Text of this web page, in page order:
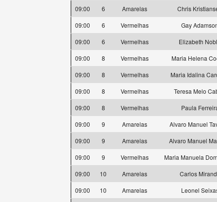
09:00
6 Amarelas
Chris
09:00
6 Vermelhas
Gay
09:00
6 Vermelhas
Elizabeth
09:00
8 Vermelhas
Maria Helena
09:00
8 Vermelhas
Maria Idalina
09:00
8 Vermelhas
Teresa Melo
09:00
8 Vermelhas
Paula
09:00
9 Amarelas
Alvaro Manuel
09:00
9 Amarelas
Alvaro Manuel
09:00
9 Vermelhas
Maria Manuela
09:00
10 Amarelas
Carlos
09:00
10 Amarelas
Leonel